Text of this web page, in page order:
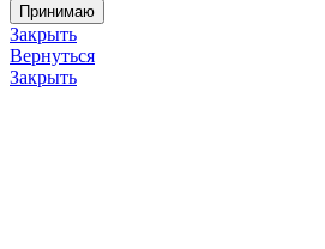
Принимаю
Закрыть
Вернуться
Закрыть